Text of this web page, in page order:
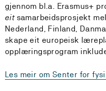
gjennom bl.a. Erasmus+
eit samarbeidsprosjekt
Nederland, Finland,
skape eit europeisk
opplæringsprogram
Les meir om Senter for